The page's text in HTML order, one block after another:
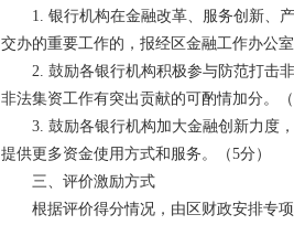
1. 银行机构在金融改革、服务创新、
交办的重要工作的，报经区金融工作办公
2. 鼓励各银行机构积极参与防范打击
非法集资工作有突出贡献的可酌情加分。
3. 鼓励各银行机构加大金融创新力度
提供更多资金使用方式和服务。（5分）
三、评价激励方式
根据评价得分情况，由区财政安排专